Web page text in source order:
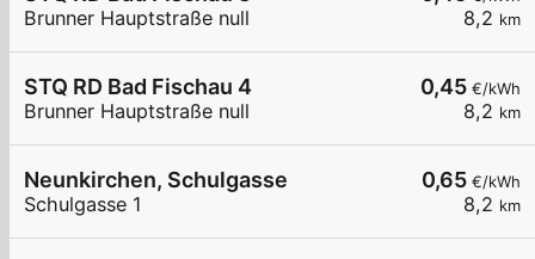
8,2 km
Brunner Hauptstraße null
0,45 €/kWh
8,2 km
STQ RD Bad Fischau 4
Brunner Hauptstraße null
0,65 €/kWh
8,2 km
Neunkirchen, Schulgasse
Schulgasse 1